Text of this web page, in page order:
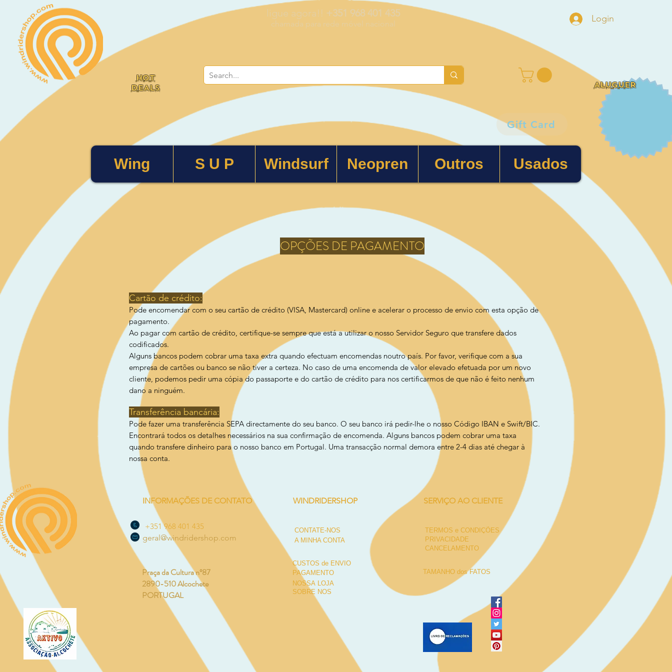
HOT
DEALS
ligue agora!! +351 968 401 435
chamada para rede móvel nacional Login
ALUGUER
Gift Card
Wing S U P Windsurf Neopren Outros Usados
OPÇÕES DE PAGAMENTO
Cartão de crédito:
Pode encomendar com o seu cartão de crédito (VISA, Mastercard) online e acelerar o processo de envio com esta opção de
pagamento.
Ao pagar com cartão de crédito, certifique-se sempre que está a utilizar o nosso Servidor Seguro que transfere dados
codificados.
Alguns bancos podem cobrar uma taxa extra quando efectuam encomendas noutro país. Por favor, verifique com a sua
empresa de cartões ou banco se não tiver a certeza. No caso de uma encomenda de valor elevado efetuada por um novo
cliente, podemos pedir uma cópia do passaporte e do cartão de crédito para nos certificarmos de que não é feito nenhum
dano a ninguém.
Transferência bancária:
Pode fazer uma transferência SEPA directamente do seu banco. O seu banco irá pedir-lhe o nosso Código IBAN e Swift/BIC.
Encontrará todos os detalhes necessários na sua confirmação de encomenda. Alguns bancos podem cobrar uma taxa
quando transfere dinheiro para o nosso banco em Portugal. Uma transacção normal demora entre 2-4 dias até chegar à
nossa conta.
INFORMAÇÕES DE CONTATO
+351 968 401 435
geral@windridershop.com
WINDRIDERSHOP
CONTATE-NOS
A MINHA CONTA
SERVIÇO AO CLIENTE
TERMOS e CONDIÇÕES
PRIVACIDADE
CANCELAMENTO
CUSTOS de ENVIO
Praça da Cultura nº87
2890-510 Alcochete
PORTUGAL
PAGAMENTO
NOSSA LOJA
SOBRE NÓS
TAMANHO dos FATOS